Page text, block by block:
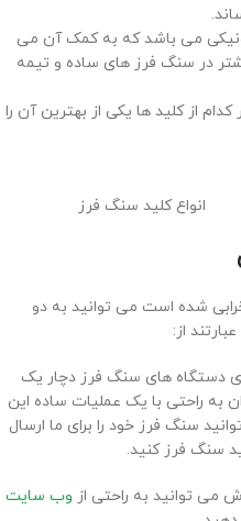
می باشد که به کمک آن می
در سنگ فرز های ساده و تیمه
از کلید ها یکی از بهترین آن را
انواع کلید سنگ فرز
شده است می توانید به دو
از:
دستگاه های سنگ فرز دچار یک
به راحتی با یک عملیات ساده این
سنگ فرز خود را برای ما ارسال
سنگ فرز کنید.
می توانید به راحتی از وب سایت